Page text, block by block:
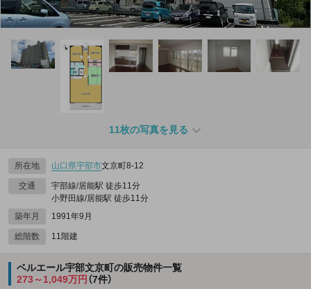
11枚の写真を見る
所在地 山口県宇部市文京町8-12
交通
宇部線/居能駅 徒歩11分
小野田線/居能駅 徒歩11分
築年月
1991年9月
総階数 11階建
ベルエール宇部文京町の販売物件一覧
273～1,049万円 （7件）